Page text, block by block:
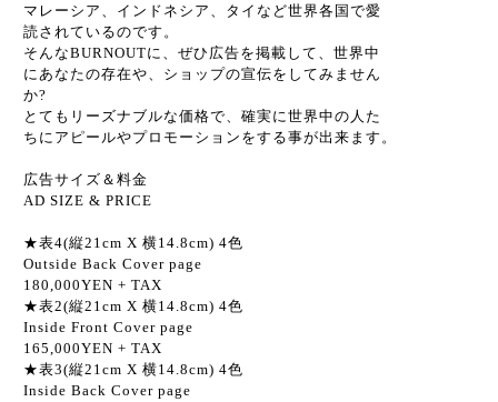
マレーシア、インドネシア、タイなど世界各国で愛
読されているのです。
そんなBURNOUTに、ぜひ広告を掲載して、世界中
にあなたの存在や、ショップの宣伝をしてみません
か?
とてもリーズナブルな価格で、確実に世界中の人た
ちにアピールやプロモーションをする事が出来ます。
広告サイズ＆料金
AD SIZE & PRICE
★表4(縦21cm X 横14.8cm) 4色
Outside Back Cover page
180,000YEN + TAX
★表2(縦21cm X 横14.8cm) 4色
Inside Front Cover page
165,000YEN + TAX
★表3(縦21cm X 横14.8cm) 4色
Inside Back Cover page